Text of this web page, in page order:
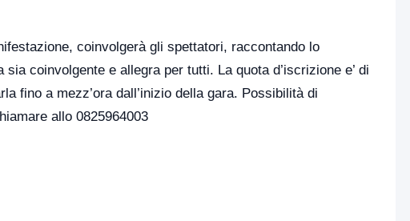
coinvolgerà gli spettatori, raccontando lo
coinvolgente e allegra per tutti. La quota d’iscrizione e’ di
fino a mezz’ora dall’inizio della gara. Possibilità di
allo 0825964003